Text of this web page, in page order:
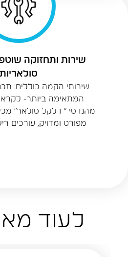
שירות ותחזוקה
סולאריות
שירותי הקמה כוללים:
המתאימה ביותר-
מהנדסי “ דלקל סולאר”
מפורט ומדויק, עורכים
לעוד